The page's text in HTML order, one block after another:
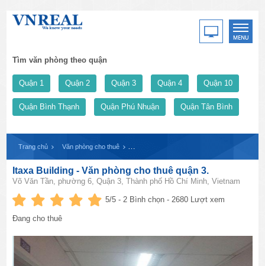
Tìm văn phòng theo quận
Quận 1 Quận 2 Quận 3 Quận 4 Quận 10
Quận Bình Thạnh Quận Phú Nhuận Quận Tân Bình
Trang chủ Văn phòng cho thuê
Itaxa Building - Văn phòng cho thuê quận 3.
Võ Văn Tần, phường 6, Quận 3, Thành phố Hồ Chí Minh, Vietnam
5/5 -2 Bình chọn - 2680 Lượt xem
Đang cho thuê